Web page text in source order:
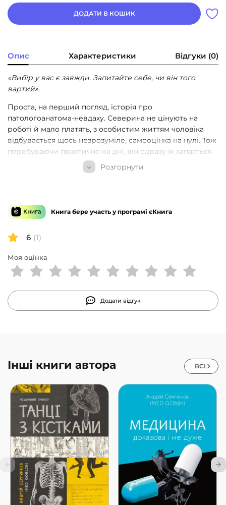
ДОДАТИ В КОШИК
Опис Характеристики Відгуки (0)
«Вибір у вас є завжди. Запитайте себе, чи він того
вартий».
Проста, на перший погляд, історія про
патологоанатома-невдаху. Северина не цінують на
роботі й мало платять, з особистим життям чоловіка
відбувається щось незрозуміле, самооцінка на нулі. Тож
перебуваючи практично на дні, він одразу ж хапається
за можливість підзаробити. Так, пропозиція не зовсім
легальна, так, навряд чи можна чекати чогось доброго
Северин має забрати в уже мертвих людей якусь
дрібничку, те, що їм і так не потрібно. Поки що у
змінюється, трансформується — так в усіма
зневаженого чоловіка на межі алкоголізму спершу
безпринципність.
Скоївши один злочин, він набагато легше вчиняє інший,
Розгорнути
Книга бере участь у програмі єКнига
6 (1)
Моя оцінка
Додати відгук
Інші книги автора ВСІ